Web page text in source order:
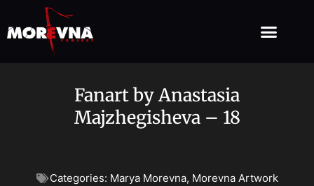
Fanart by Anastasia
Majzhegisheva – 18
Categories: Marya Morevna, Morevna Artwork